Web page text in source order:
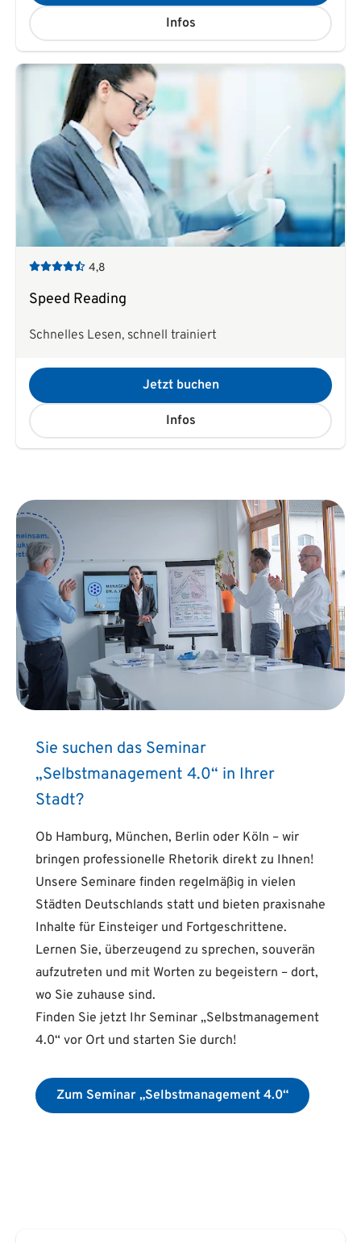
Infos
4,8
Speed Reading
Schnelles Lesen, schnell trainiert
Jetzt buchen
Infos
Sie suchen das Seminar
„Selbstmanagement 4.0“ in Ihrer
Stadt?
Ob Hamburg, München, Berlin oder Köln – wir
bringen professionelle Rhetorik direkt zu Ihnen!
Unsere Seminare finden regelmäßig in vielen
Städten Deutschlands statt und bieten praxisnahe
Inhalte für Einsteiger und Fortgeschrittene.
Lernen Sie, überzeugend zu sprechen, souverän
aufzutreten und mit Worten zu begeistern – dort,
wo Sie zuhause sind.
Finden Sie jetzt Ihr Seminar „Selbstmanagement
4.0“ vor Ort und starten Sie durch!
Zum Seminar „Selbstmanagement 4.0“